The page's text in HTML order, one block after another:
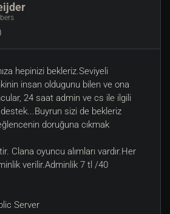
hepinizi bekleriz.Seviyeli
insan oldugunu bilen ve ona
24 saat admin ve cs ile ilgili
destek...Buyrun sizi de bekleriz
doruğuna cıkmak
Clana oyuncu alımları vardır.Her
verilir.Adminlik 7 tl /40
Server